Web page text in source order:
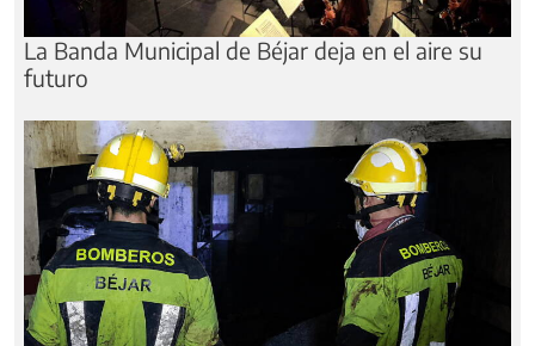
La Banda Municipal de Béjar deja en el aire su
futuro